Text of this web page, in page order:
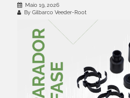
Maio 19, 2026
By Gilbarco Veeder-Root